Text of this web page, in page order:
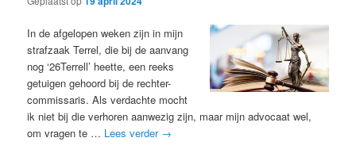
In de afgelopen weken zijn in mijn
strafzaak Terrel, die bij de aanvang
nog ‘26Terrell’ heette, een reeks
getuigen gehoord bij de rechter-
commissaris. Als verdachte mocht
ik niet bij die verhoren aanwezig zijn, maar mijn advocaat wel,
om vragen te … Lees verder →